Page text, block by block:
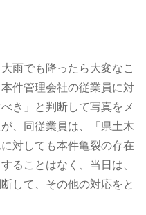
雨でも降ったら大変なこ
件管理会社の従業員に対
き」と判断して写真をメ
、同従業員は、「県土木
対しても本件亀裂の存在
ることはなく、当日は、
して、その他の対応をと